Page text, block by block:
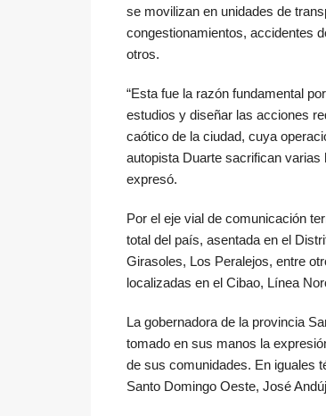
se movilizan en unidades de
congestionamientos, accidentes
otros.
“Esta fue la razón fundamental
estudios y diseñar las acciones
caótico de la ciudad, cuya
autopista Duarte sacrifican
expresó.
Por el eje vial de comunicación
total del país, asentada en el
Girasoles, Los Peralejos, entre
localizadas en el Cibao, Línea
La gobernadora de la provincia
tomado en sus manos la
de sus comunidades. En iguales
Santo Domingo Oeste, José